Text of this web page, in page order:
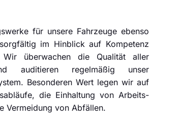
für unsere Fahrzeuge ebenso
im Hinblick auf Kompetenz
überwachen die Qualität aller
auditieren regelmäßig unser
Besonderen Wert legen wir auf
die Einhaltung von Arbeits-
Vermeidung von Abfällen.